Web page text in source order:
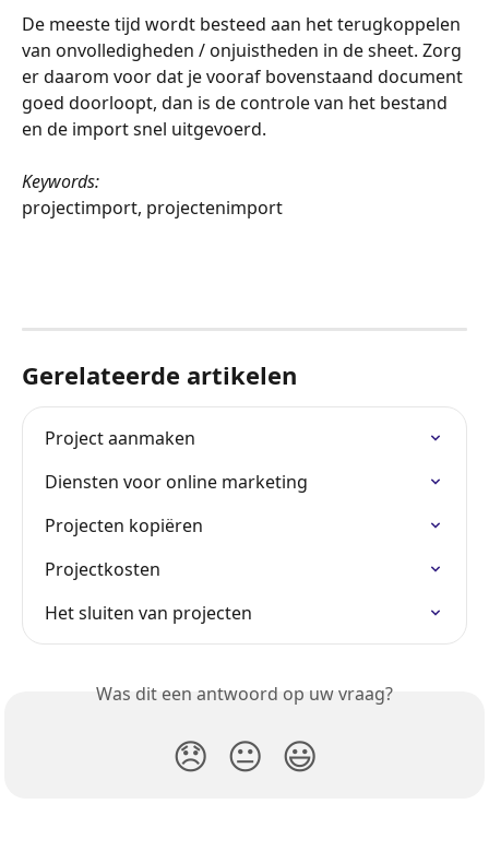
De meeste tijd wordt besteed aan het terugkoppelen
van onvolledigheden / onjuistheden in de sheet. Zorg
er daarom voor dat je vooraf bovenstaand document
goed doorloopt, dan is de controle van het bestand
en de import snel uitgevoerd.
Keywords:
projectimport, projectenimport
Gerelateerde artikelen
Project aanmaken
Diensten voor online marketing
Projecten kopiëren
Projectkosten
Het sluiten van projecten
Was dit een antwoord op uw vraag?
😞 😐 😃